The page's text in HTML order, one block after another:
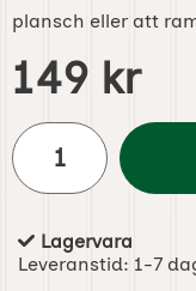
plansch eller att
Handla denna
pris
149 kr
antal
Tillgänglighet:
Lagervara
Leveranstid: 1-7